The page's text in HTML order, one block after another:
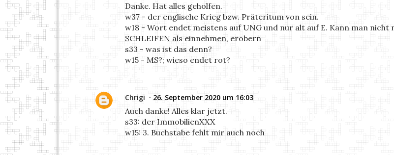
Danke. Hat alles geholfen.
w37 - der englische Krieg bzw. Präteritum von sein.
w18 - Wort endet meistens auf UNG und nur alt auf E. Kann man
SCHLEIFEN als einnehmen, erobern
s33 - was ist das denn?
w15 - MS?; wieso endet rot?
Chrigi 26. September 2020 um 16:03
Auch danke! Alles klar jetzt.
s33: der ImmobilienXXX
w15: 3. Buchstabe fehlt mir auch noch